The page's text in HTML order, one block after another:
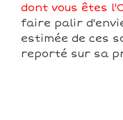
dont vous êtes
faire palir
estimée de ces
reporté sur sa